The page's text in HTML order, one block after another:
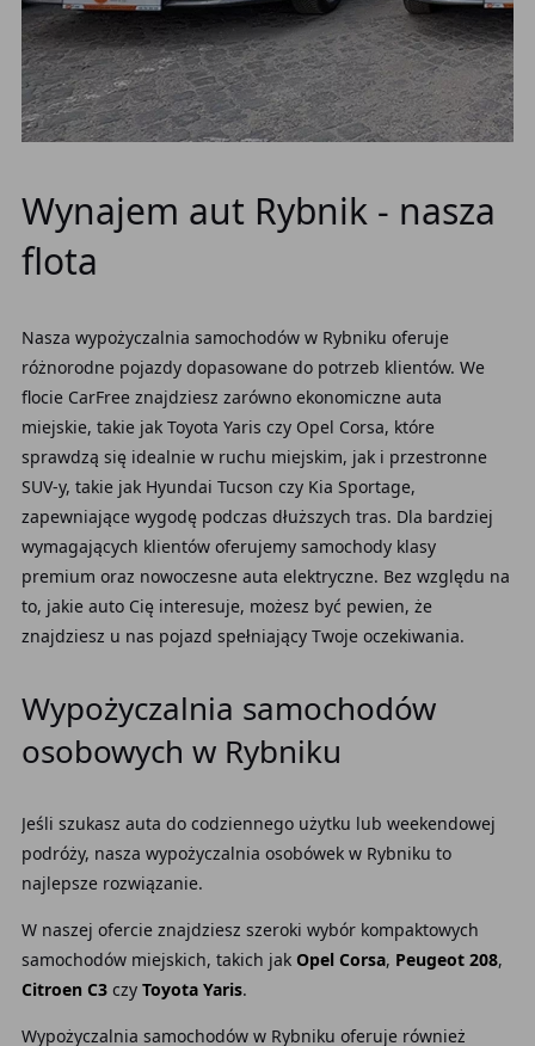
Wynajem aut Rybnik - nasza
flota
Nasza wypożyczalnia samochodów w Rybniku oferuje
różnorodne pojazdy dopasowane do potrzeb klientów. We
flocie CarFree znajdziesz zarówno ekonomiczne auta
miejskie, takie jak Toyota Yaris czy Opel Corsa, które
sprawdzą się idealnie w ruchu miejskim, jak i przestronne
SUV-y, takie jak Hyundai Tucson czy Kia Sportage,
zapewniające wygodę podczas dłuższych tras. Dla bardziej
wymagających klientów oferujemy samochody klasy
premium oraz nowoczesne auta elektryczne. Bez względu na
to, jakie auto Cię interesuje, możesz być pewien, że
znajdziesz u nas pojazd spełniający Twoje oczekiwania.
Wypożyczalnia samochodów
osobowych w Rybniku
Jeśli szukasz auta do codziennego użytku lub weekendowej
podróży, nasza wypożyczalnia osobówek w Rybniku to
najlepsze rozwiązanie.
W naszej ofercie znajdziesz szeroki wybór kompaktowych
samochodów miejskich, takich jak Opel Corsa, Peugeot 208,
Citroen C3czy Toyota Yaris.
Wypożyczalnia samochodów w Rybniku oferuje również